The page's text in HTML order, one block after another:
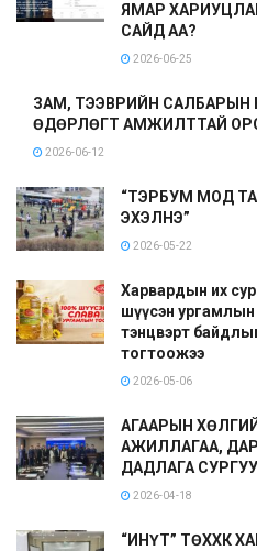
ЯМАР
САЙД АА?
2026-06-25
ЗАМ, ТЭЭВРИЙН САЛБАРЫН
ӨДӨРЛӨГТ АМЖИЛТТАЙ
2026-06-12
“ТЭРБУМ МОД
ЭХЭЛНЭ”
2026-05-22
Харвардын их
шүүсэн ургамлын
тэнцвэрт
тогтоожээ
2026-05-06
АГААРЫН
АЖИЛЛАГАА,
ДАДЛАГА
2026-04-18
“ИНҮТ” ТӨХХК